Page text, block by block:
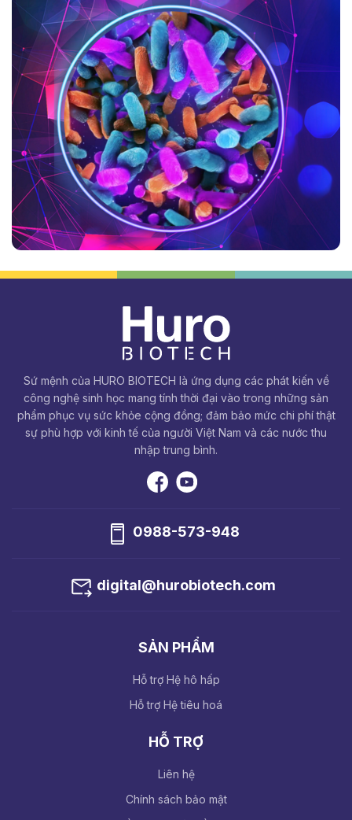
Sứ mệnh của HURO BIOTECH là ứng dụng các phát kiến về
công nghệ sinh học mang tính thời đại vào trong những sản
phẩm phục vụ sức khỏe cộng đồng; đảm bảo mức chi phí thật
sự phù hợp với kinh tế của người Việt Nam và các nước thu
nhập trung bình.
0988-573-948
digital@hurobiotech.com
SẢN PHẨM
Hỗ trợ Hệ hô hấp
Hỗ trợ Hệ tiêu hoá
HỖ TRỢ
Liên hệ
Chính sách bảo mật